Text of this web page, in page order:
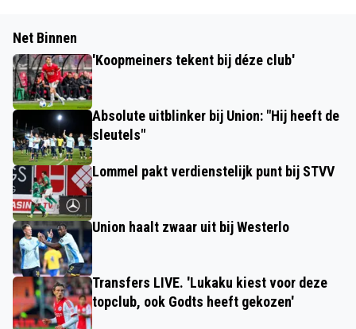
Net Binnen
'Koopmeiners tekent bij déze club'
Absolute uitblinker bij Union: "Hij heeft de
sleutels"
Lommel pakt verdienstelijk punt bij STVV
Union haalt zwaar uit bij Westerlo
Transfers LIVE. 'Lukaku kiest voor deze
topclub, ook Godts heeft gekozen'